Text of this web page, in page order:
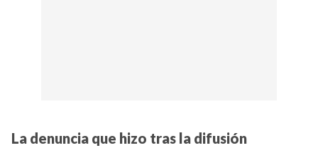
La denuncia que hizo tras la difusión